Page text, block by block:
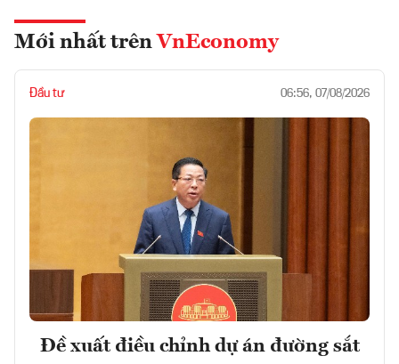
Mới nhất trên VnEconomy
Đầu tư 06:56, 07/08/2026
Đề xuất điều chỉnh dự án đường sắt